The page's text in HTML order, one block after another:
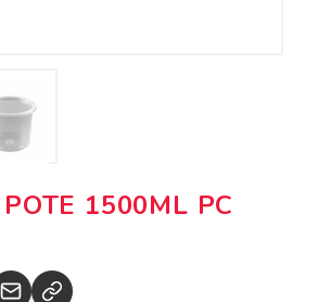
1500ML PC